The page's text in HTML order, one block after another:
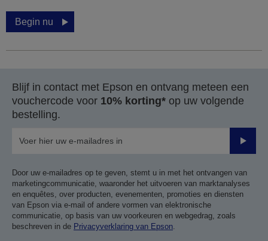
Begin nu
Blijf in contact met Epson en ontvang meteen een
vouchercode voor 10% korting* op uw volgende
bestelling.
Door uw e-mailadres op te geven, stemt u in met het ontvangen van
marketingcommunicatie, waaronder het uitvoeren van marktanalyses
en enquêtes, over producten, evenementen, promoties en diensten
van Epson via e-mail of andere vormen van elektronische
communicatie, op basis van uw voorkeuren en webgedrag, zoals
beschreven in de Privacyverklaring van Epson.